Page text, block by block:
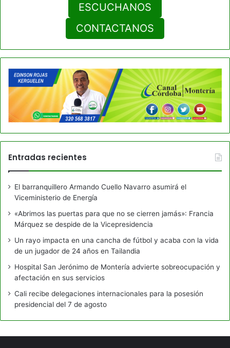
ESCUCHANOS
CONTACTANOS
Entradas recientes
El barranquillero Armando Cuello Navarro asumirá el
Viceministerio de Energía
«Abrimos las puertas para que no se cierren jamás»: Francia
Márquez se despide de la Vicepresidencia
Un rayo impacta en una cancha de fútbol y acaba con la vida
de un jugador de 24 años en Tailandia
Hospital San Jerónimo de Montería advierte sobreocupación y
afectación en sus servicios
Cali recibe delegaciones internacionales para la posesión
presidencial del 7 de agosto